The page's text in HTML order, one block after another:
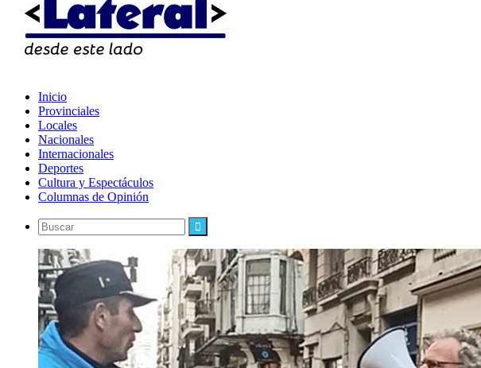
Inicio
Provinciales
Locales
Nacionales
Internacionales
Deportes
Cultura y Espectáculos
Columnas de Opinión
Buscar